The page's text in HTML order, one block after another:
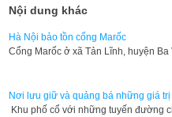
Nội dung khác
Hà Nội bảo tồn cổng Marốc
Cổng Marốc ở xã Tản Lĩnh, huyện
Nơi lưu giữ và quảng bá những giá
Khu phố cổ với những tuyến đường